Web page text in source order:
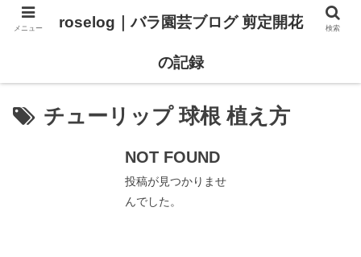
チューリップ 球根 植え方
NOT FOUND
投稿が見つかりませ
んでした。
メニュー roselog｜バラ園芸ブログ 剪定開花
の記録
検索